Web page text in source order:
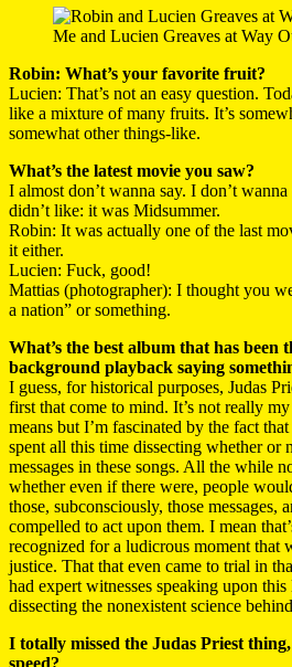
Me and Lucien Greaves at Way
Robin: What’s your favorite fruit?
Lucien: That’s not an easy question.
like a mixture of many fruits. It’s
somewhat other things-like.
What’s the latest movie you saw?
I almost don’t wanna say. I don’t
didn’t like: it was Midsummer.
Robin: It was actually one of the last
it either.
Lucien: Fuck, good!
Mattias (photographer): I thought you
a nation” or something.
What’s the best album that has been
background playback saying
I guess, for historical purposes, Judas
first that come to mind. It’s not really
means but I’m fascinated by the fact
spent all this time dissecting whether or
messages in these songs. All the while
whether even if there were, people
those, subconsciously, those messages,
compelled to act upon them. I mean
recognized for a ludicrous moment that
justice. That that even came to trial in
had expert witnesses speaking upon
dissecting the nonexistent science
I totally missed the Judas Priest
speed?